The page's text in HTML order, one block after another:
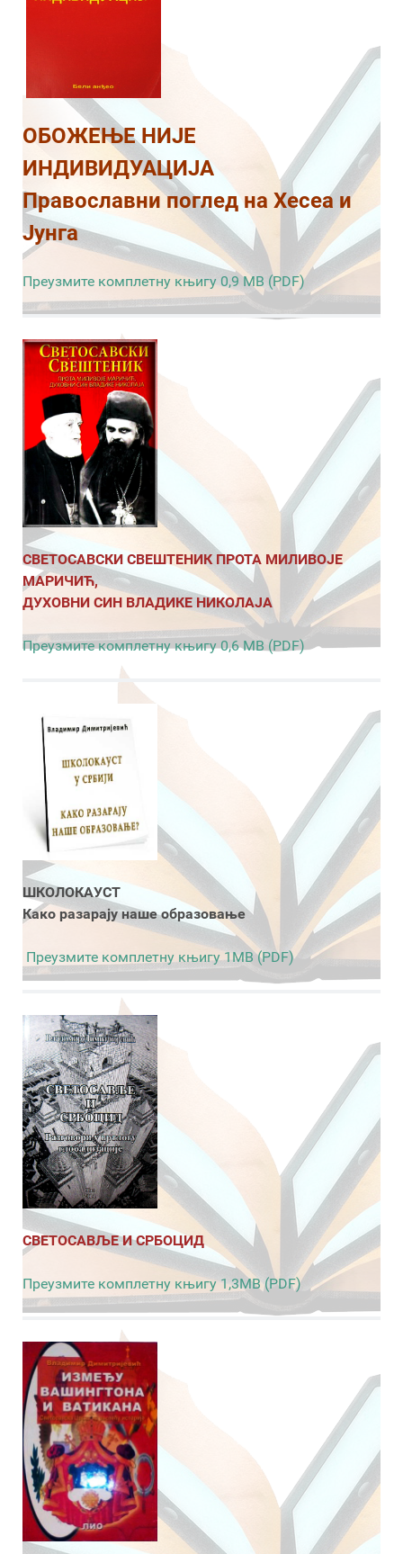
ОБОЖЕЊЕ НИЈЕ
ИНДИВИДУАЦИЈА
Православни поглед на Хесеа и
Јунга
Преузмите комплетну књигу 0,9 MB (PDF)
СВЕТОСАВСКИ СВЕШТЕНИК ПРОТА МИЛИВОЈЕ
МАРИЧИЋ,
ДУХОВНИ СИН ВЛАДИКЕ НИКОЛАЈА
Преузмите комплетну књигу 0,6 MB (PDF)
ШКОЛОКАУСТ
Како разарају наше образовање
Преузмите комплетну књигу 1MB (PDF)
СВЕТОСАВЉЕ И СРБОЦИД
Преузмите комплетну књигу 1,3MB (PDF)